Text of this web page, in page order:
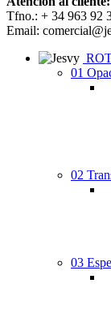
Tfno.: + 34 963 92
Email:
01
02
03